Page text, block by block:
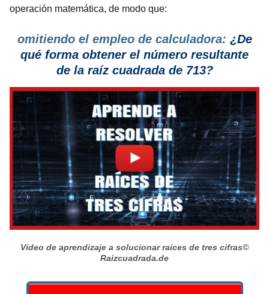
operación matemática, de modo que:
omitiendo el empleo de calculadora: ¿De
qué forma obtener el número resultante
de la raíz cuadrada de 713?
Vídeo de aprendizaje a solucionar raíces de tres cifras©
Raizcuadrada.de